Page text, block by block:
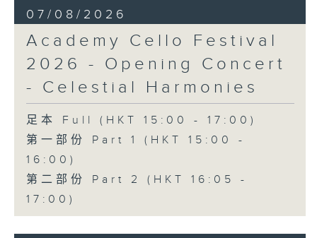
2026年4月18日香港演艺学院区永熙音乐厅
录音
录音由香港演艺学院提供
The Lament of Lady Zhaojun (8’)
Doming LAM
Autumn Execution (20’)
The Insect World (22’)
Presented by the Hong Kong
Chinese Orchestra as part of the
Recorded at Hong Kong City Hall
Concert Hall on 26/2/2006.
香港中乐团：林乐培八十大寿志庆音乐会
罗乃新（钢琴）
07/08/2026
Academy Cello Festival
2026 - Opening Concert
- Celestial Harmonies
足本 Full (HKT 15:00 - 17:00)
第一部份 Part 1 (HKT 15:00 -
16:00)
第二部份 Part 2 (HKT 16:05 -
17:00)